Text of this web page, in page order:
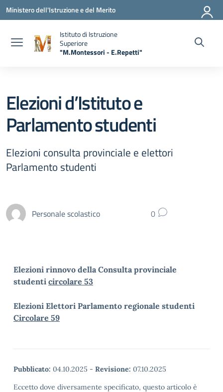
Vai ai contenuti
Vai al menu di navigazione
Vai al footer
Ministero dell'Istruzione e del Merito
Istituto di Istruzione
Superiore
"M.Montessori - E.Repetti"
Elezioni d’Istituto e
Parlamento studenti
Elezioni consulta provinciale e elettori
Parlamento studenti
Personale scolastico 0
Elezioni rinnovo della Consulta provinciale
studenti circolare 53
Elezioni Elettori Parlamento regionale studenti
Circolare 59
Pubblicato: 04.10.2025 - Revisione: 07.10.2025
Eccetto dove diversamente specificato, questo articolo è